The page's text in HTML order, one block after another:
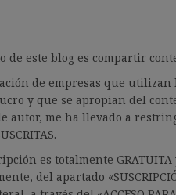
de este blog es compartir
de empresas que
y que se apropian del
autor, me ha llevado a
es totalmente
del apartado